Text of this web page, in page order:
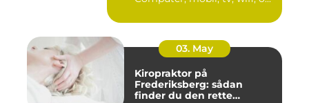
03. May
Kiropraktor på
Frederiksberg: sådan
finder du den rette